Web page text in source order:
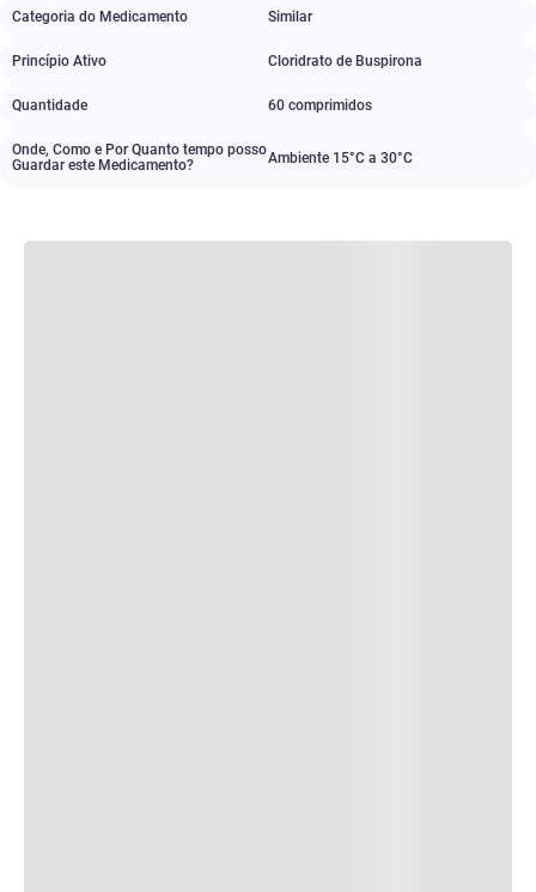
Categoria do Medicamento Similar
Princípio Ativo Cloridrato de Buspirona
Quantidade 60 comprimidos
Onde, Como e Por Quanto tempo posso
Guardar este Medicamento?
Ambiente 15°C a 30°C